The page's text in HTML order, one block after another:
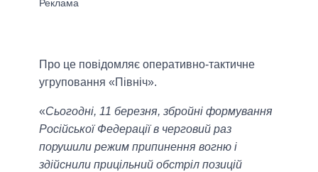
Про це повідомляє оперативно-тактичне
угруповання «Північ».
«Сьогодні, 11 березня, збройні формування
Російської Федерації в черговий раз
порушили режим припинення вогню і
здійснили прицільний обстріл позицій